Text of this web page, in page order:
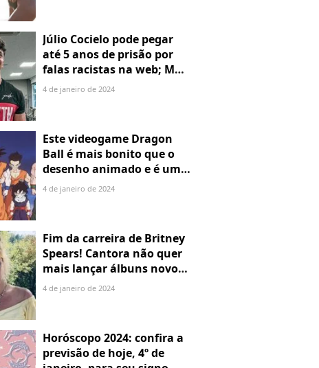
Júlio Cocielo pode pegar
até 5 anos de prisão por
falas racistas na web; MPF
identificou 9 posts com
4 de janeiro de 2024
Este videogame Dragon
Ball é mais bonito que o
desenho animado e é um
verdadeiro candidato ao
4 de janeiro de 2024
Fim da carreira de Britney
Spears! Cantora não quer
mais lançar álbuns novos:
"Nunca vou voltar"
4 de janeiro de 2024
Horóscopo 2024: confira a
previsão de hoje, 4º de